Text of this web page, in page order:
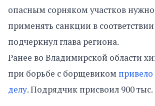
опасным сорняком участков
применять санкции в
подчеркнул глава региона.
Ранее во Владимирской области
при борьбе с борщевиком
делу. Подрядчик присвоил 900 тыс.